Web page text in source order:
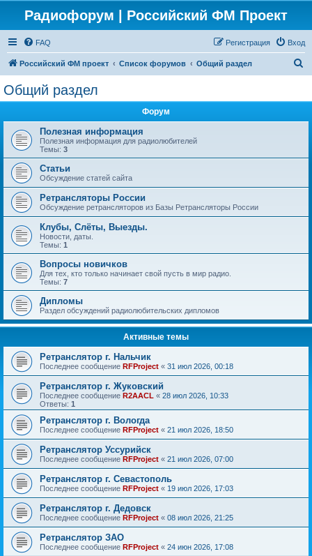
Радиофорум | Российский ФМ Проект
FAQ Вход
Регистрация
Российский ФМ проект Список форумов Общий раздел
Общий раздел
Форум
Полезная информация
Полезная информация для радиолюбителей
Темы: 3
Статьи
Обсуждение статей сайта
Ретрансляторы России
Обсуждение ретрансляторов из Базы Ретрансляторы России
Клубы, Слёты, Выезды.
Новости, даты.
Темы: 1
Вопросы новичков
Для тех, кто только начинает свой пусть в мир радио.
Темы: 7
Дипломы
Раздел обсуждений радиолюбительских дипломов
Активные темы
Ретранслятор г. Нальчик
Последнее сообщение RFProject « 31 июл 2026, 00:18
Ретранслятор г. Жуковский
Последнее сообщение R2AACL « 28 июл 2026, 10:33
Ответы: 1
Ретранслятор г. Вологда
Последнее сообщение RFProject « 21 июл 2026, 18:50
Ретранслятор Уссурийск
Последнее сообщение RFProject « 21 июл 2026, 07:00
Ретранслятор г. Севастополь
Последнее сообщение RFProject « 19 июл 2026, 17:03
Ретранслятор г. Дедовск
Последнее сообщение RFProject « 08 июл 2026, 21:25
Ретранслятор ЗАО
Последнее сообщение RFProject « 24 июн 2026, 17:08